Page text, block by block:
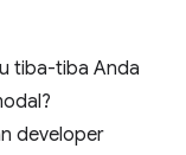
tiba-tiba Anda
developer